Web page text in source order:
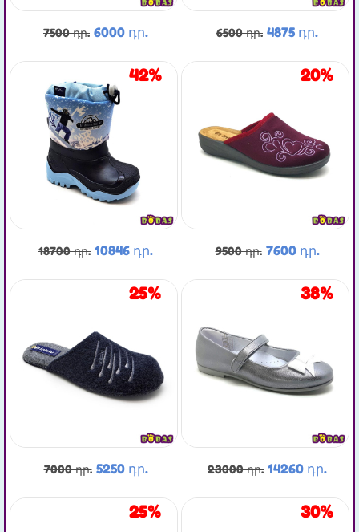
6000 դր.
7500 դր.
42%
10846 դր.
18700 դր.
25%
5250 դր.
7000 դր.
25%
4875 դր.
6500 դր.
20%
7600 դր.
9500 դր.
38%
14260 դր.
23000 դր.
30%